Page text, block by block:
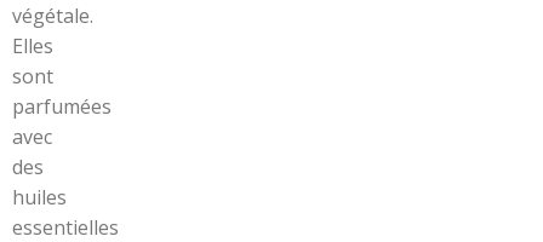
végétale.
Elles
sont
parfumées
avec
des
huiles
essentielles